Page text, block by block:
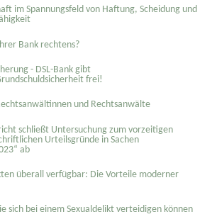
im Spannungsfeld von Haftung, Scheidung und
Bank rechtens?
- DSL-Bank gibt
frei!
und Rechtsanwälte
schließt Untersuchung zum vorzeitigen
Urteilsgründe in Sachen
ab
überall verfügbar: Die Vorteile moderner
sich bei einem Sexual­delikt verteidigen können